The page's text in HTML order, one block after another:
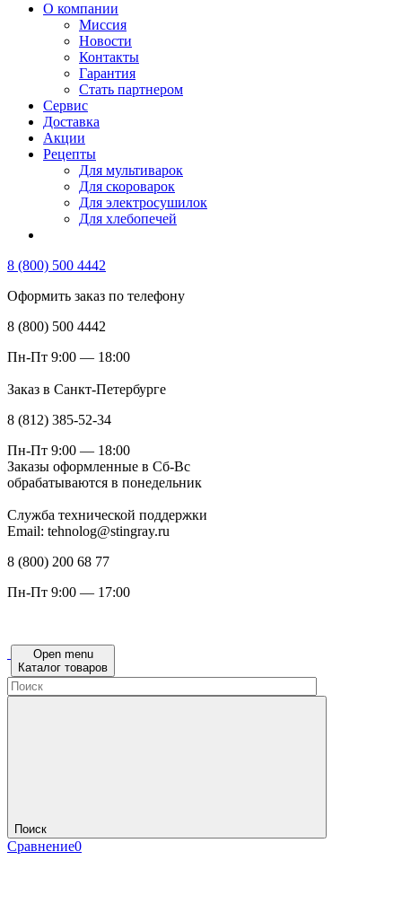
О компании
Миссия
Новости
Контакты
Гарантия
Стать партнером
Сервис
Доставка
Акции
Рецепты
Для мультиварок
Для скороварок
Для электросушилок
Для хлебопечей
8 (800) 500 4442
Оформить заказ по телефону
8 (800) 500 4442
Пн-Пт 9:00 — 18:00
Заказ в Санкт-Петербурге
8 (812) 385-52-34
Пн-Пт 9:00 — 18:00
Заказы оформленные в Сб-Вс
обрабатываются в понедельник
Служба технической поддержки
Email: tehnolog@stingray.ru
8 (800) 200 68 77
Пн-Пт 9:00 — 17:00
Open menu
Каталог товаров
Поиск
Сравнение0